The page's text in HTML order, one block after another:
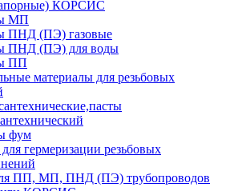
КОРСИС
МП
ПНД (ПЭ) газовые
ПНД (ПЭ) для воды
ПП
материалы для резьбовых
фум
гермеризации резьбовых
ПП, МП, ПНД (ПЭ) трубопроводов